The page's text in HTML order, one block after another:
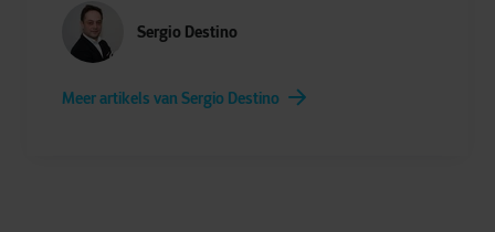
Sergio Destino
Meer artikels van Sergio Destino